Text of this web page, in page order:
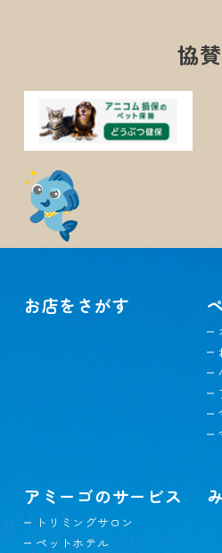
協賛
お店をさがす
アミーゴのサービス
トリミングサロン
ペットホテル